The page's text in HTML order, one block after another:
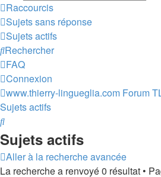
Raccourcis
Sujets sans réponse
Sujets actifs
Rechercher
FAQ
Connexion
www.thierry-lingueglia.com Forum
Sujets actifs
Rechercher
Sujets actifs
Aller à la recherche avancée
La recherche a renvoyé 0 résultat •